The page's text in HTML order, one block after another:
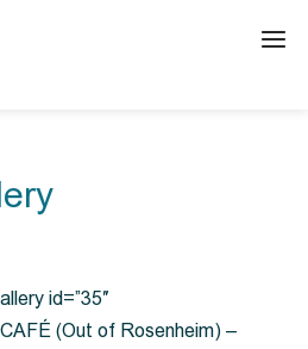
id=”35″
(Out of Rosenheim) –